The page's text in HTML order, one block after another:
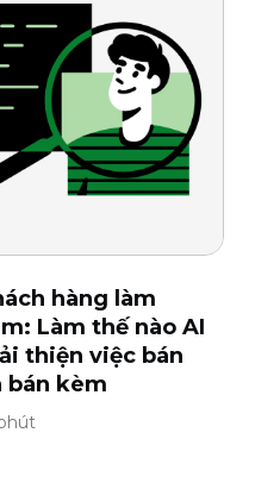
hàng làm
Làm thế nào AI
thiện việc bán
bán kèm